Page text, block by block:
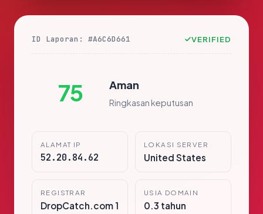
ID Laporan: #A6C6D661 VERIFIED
75 Aman
Ringkasan keputusan
ALAMAT IP
52.20.84.62
LOKASI SERVER
United States
REGISTRAR
DropCatch.com 1
USIA DOMAIN
0.3 tahun